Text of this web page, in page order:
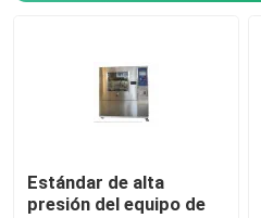
Estándar de alta
presión del equipo de